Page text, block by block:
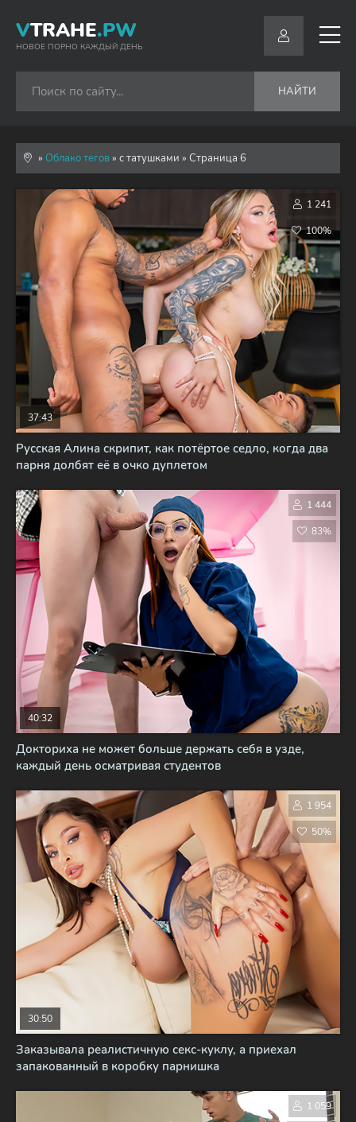
VTRAHE.PW
НОВОЕ ПОРНО КАЖДЫЙ ДЕНЬ
НАЙТИ
» Облако тегов» с татушками » Страница 6
Русская Алина скрипит, как потёртое седло, когда два
парня долбят её в очко дуплетом
37:43
1 241
100%
Докториха не может больше держать себя в узде,
каждый день осматривая студентов
40:32
1 444
83%
Заказывала реалистичную секс-куклу, а приехал
запакованный в коробку парнишка
30:50
1 954
50%
1 059